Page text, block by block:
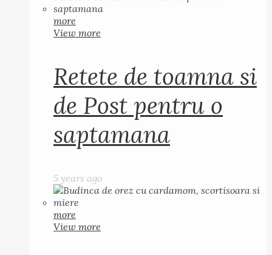
more
View more
Retete de toamna si
de Post pentru o
saptamana
5 years ago
more
View more